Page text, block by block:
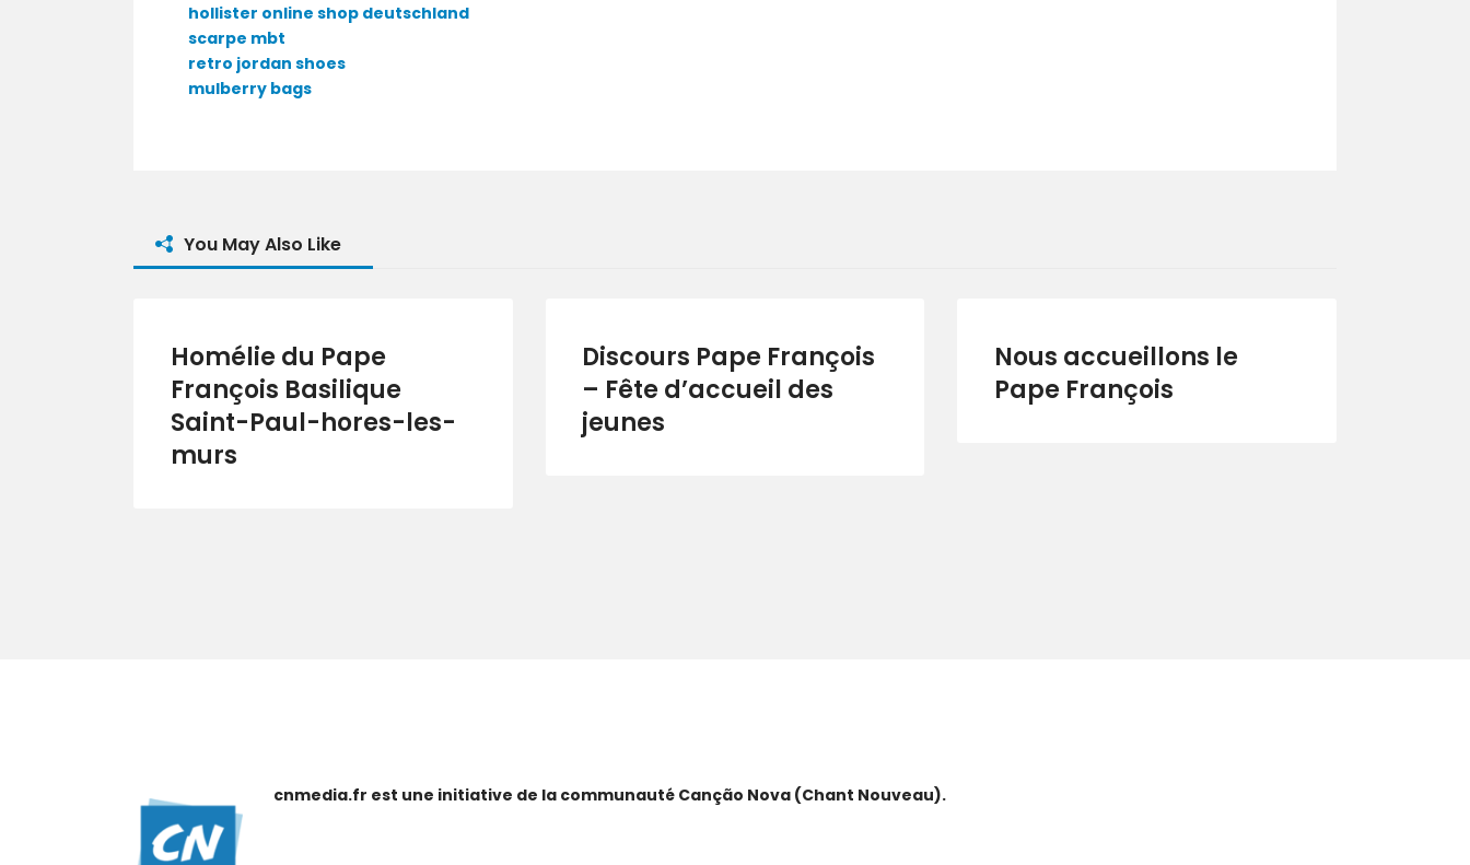
hollister online shop deutschland
scarpe mbt
retro jordan shoes
mulberry bags
You May Also Like
Homélie du Pape
François Basilique
Saint-Paul-hores-les-
murs
Discours Pape François
– Fête d’accueil des
jeunes
Nous accueillons le
Pape François
cnmedia.fr est une initiative de la communauté Canção Nova (Chant Nouveau).